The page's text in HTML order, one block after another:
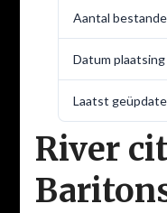
Aantal
Datum plaatsing
Laatst
River